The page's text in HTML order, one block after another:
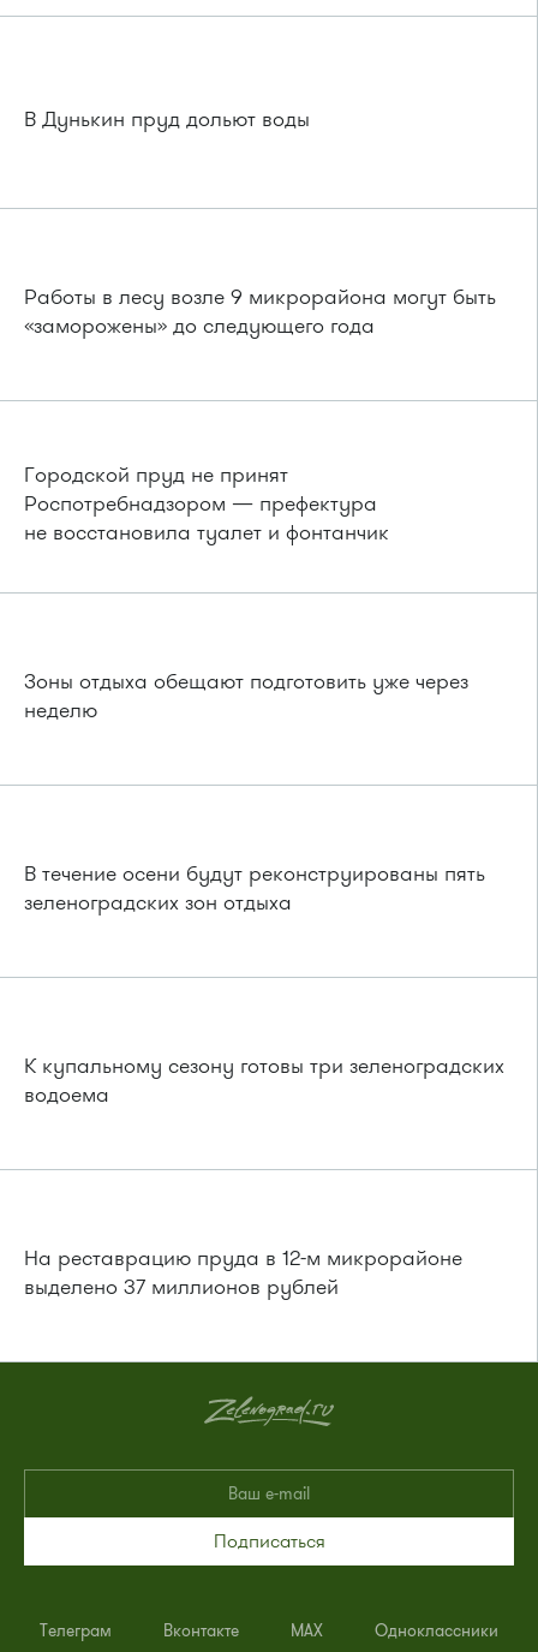
В Дунькин пруд дольют воды
Работы в лесу возле 9 микрорайона могут быть
«заморожены» до следующего года
Городской пруд не принят
Роспотребнадзором — префектура
не восстановила туалет и фонтанчик
Зоны отдыха обещают подготовить уже через
неделю
В течение осени будут реконструированы пять
зеленоградских зон отдыха
К купальному сезону готовы три зеленоградских
водоема
На реставрацию пруда в 12-м микрорайоне
выделено 37 миллионов рублей
Подписаться
Телеграм Вконтакте MAX Одноклассники